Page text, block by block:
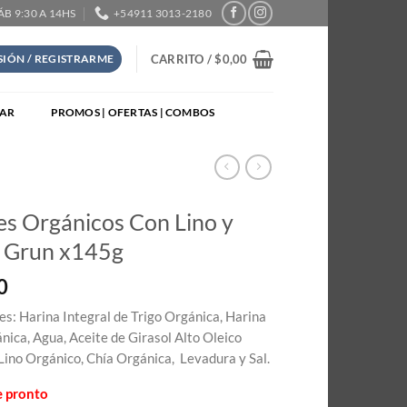
9:30 A 14HS +54911 3013-2180
/ REGISTRARME CARRITO /$0,00
PROMOS | OFERTAS | COMBOS
Orgánicos Con Lino y
Grun x145g
Harina Integral de Trigo Orgánica, Harina
Agua, Aceite de Girasol Alto Oleico
Orgánico, Chía Orgánica, Levadura y Sal.
pronto